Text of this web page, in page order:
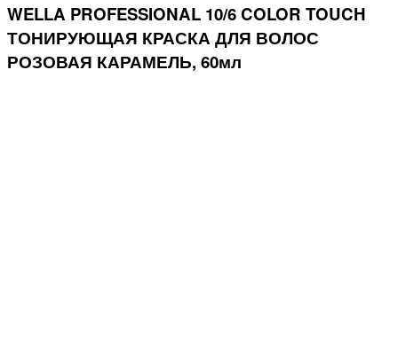
WELLA PROFESSIONAL 10/6 COLOR TOUCH
ТОНИРУЮЩАЯ КРАСКА ДЛЯ ВОЛОС
РОЗОВАЯ КАРАМЕЛЬ, 60мл